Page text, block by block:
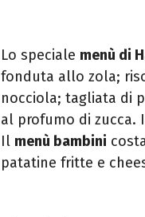
Lo speciale menù di
fonduta allo zola;
nocciola; tagliata di
al profumo di zucca.
Il menù bambini
patatine fritte e